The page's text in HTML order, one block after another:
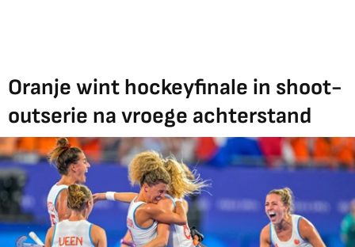
Oranje wint hockeyfinale in shoot-
outserie na vroege achterstand